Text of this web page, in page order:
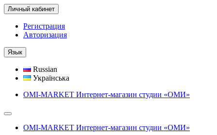
Личный кабинет
Регистрация
Авторизация
Язык
Russian
Українська
OMI-MARKET Интернет-магазин студии «ОМИ»
OMI-MARKET Интернет-магазин студии «ОМИ»